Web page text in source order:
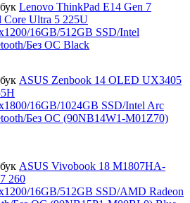
Lenovo ThinkPad E14 Gen 7
Core Ultra 5 225U
16GB/512GB SSD/Intel
Без ОС Black
ASUS Zenbook 14 OLED UX3405
16GB/1024GB SSD/Intel Arc
Без ОС (90NB14W1-M01Z70)
ASUS Vivobook 18 M1807HA-
260
16GB/512GB SSD/AMD Radeon